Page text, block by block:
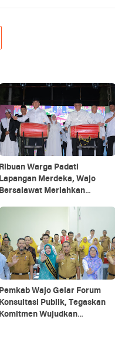
Ribuan Warga Padati
Lapangan Merdeka, Wajo
Bersalawat Meriahkan
Pemkab Wajo Gelar Forum
Konsultasi Publik, Tegaskan
Komitmen Wujudkan